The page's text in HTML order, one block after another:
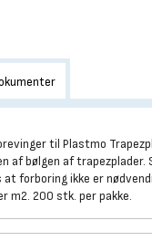
til Plastmo
af bølgen af trapezplader.
forboring ikke er
m2. 200 stk. per pakke.